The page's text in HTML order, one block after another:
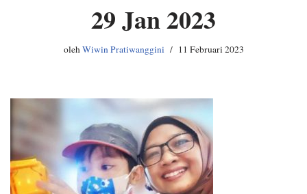
29 Jan 2023
olehWiwin Pratiwanggini 11 Februari 2023